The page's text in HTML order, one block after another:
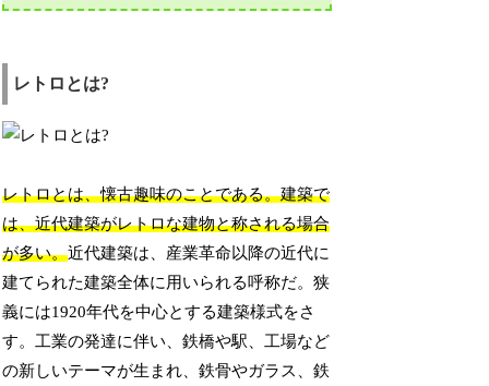
レトロとは?
レトロとは、懐古趣味のことである。建築で
は、近代建築がレトロな建物と称される場合
が多い。近代建築は、産業革命以降の近代に
建てられた建築全体に用いられる呼称だ。狭
義には1920年代を中心とする建築様式をさ
す。工業の発達に伴い、鉄橋や駅、工場など
の新しいテーマが生まれ、鉄骨やガラス、鉄